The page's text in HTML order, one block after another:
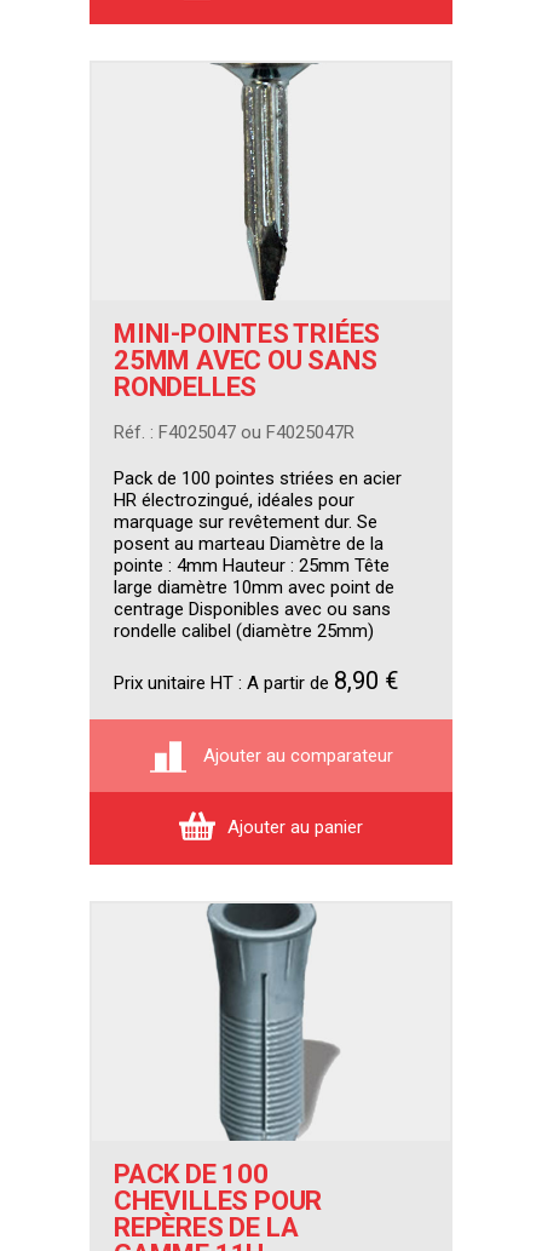
MINI-POINTES TRIÉES
25MM AVEC OU SANS
RONDELLES
Réf. : F4025047 ou F4025047R
Pack de 100 pointes striées en acier
HR électrozingué, idéales pour
marquage sur revêtement dur. Se
posent au marteau Diamètre de la
pointe : 4mm Hauteur : 25mm Tête
large diamètre 10mm avec point de
centrage Disponibles avec ou sans
rondelle calibel (diamètre 25mm)
Prix unitaire HT : A partir de 8,90 €
Ajouter au comparateur
Ajouter au panier
PACK DE 100
CHEVILLES POUR
REPÈRES DE LA